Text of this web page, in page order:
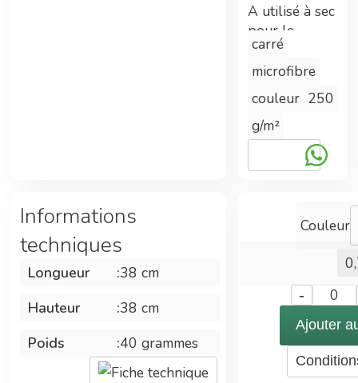
En plus des tarifs préférentiels, commander
sur la centrale d'achat permet également
d'améliorer les technologies Econeto
A utilisé à sec
pour le
dépoussiérage,
humide pour
le lavage.
Spécialement
prévu pour le
nettoyage de
toutes les
lavables plus
de 100 fois
en machine à
90°C selon
utilisation.
carré
microfibre
couleur 250
g/m²
Informations
techniques
Longueur :38 cm
Hauteur
:38 cm
Poids
:40 grammes
Fiche technique
Couleur
- 0
Ajouter